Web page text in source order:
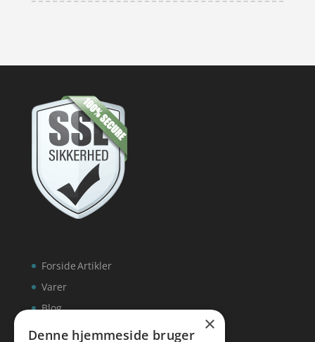
Forside
Varer
Blog
Kontakt
Artikler
×
Denne hjemmeside bruger